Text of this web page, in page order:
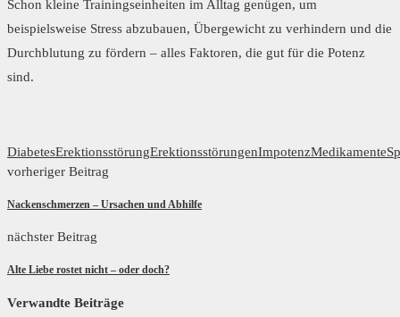
Schon kleine Trainingseinheiten im Alltag genügen, um
beispielsweise Stress abzubauen, Übergewicht zu verhindern und die
Durchblutung zu fördern – alles Faktoren, die gut für die Potenz
sind.
DiabetesErektionsstörungErektionsstörungenImpotenzMedikamente
vorheriger Beitrag
Nackenschmerzen – Ursachen und Abhilfe
nächster Beitrag
Alte Liebe rostet nicht – oder doch?
Verwandte Beiträge